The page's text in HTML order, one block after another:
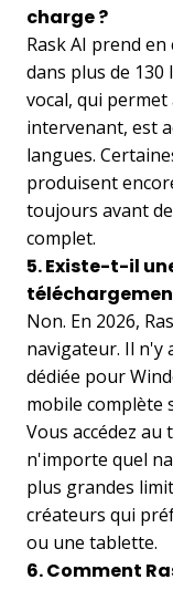
charge ?
Rask AI prend
dans plus de 130
vocal, qui
intervenant, est
langues.
produisent
toujours avant
complet.
5. Existe-t-il
Non. En 2026,
navigateur. Il n'y
dédiée pour
mobile complète
Vous accédez
n'importe quel
plus grandes
créateurs qui
ou une tablette.
6. Comment